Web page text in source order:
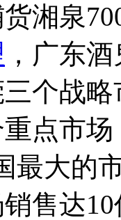
湘泉
，广东
个战
点市
最大的
售达10